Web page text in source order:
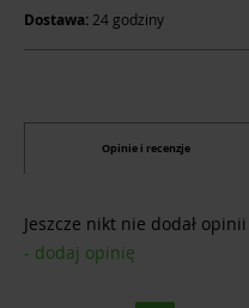
Dostawa: 24 godziny
Opinie i recenzje
Jeszcze nikt nie dodał
- dodaj opinię